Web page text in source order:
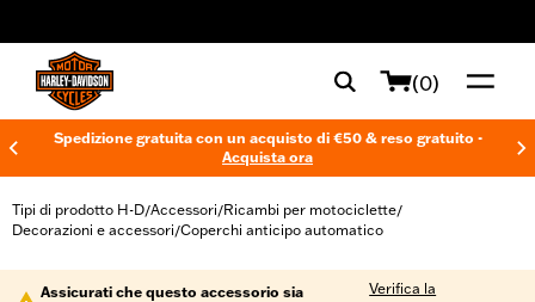
(0)
Spedizione gratuita con un acquisto di €50 & reso gratuito -
Acquista ora
Tipi di prodotto H-D/Accessori/Ricambi per motociclette/
Decorazioni e accessori/Coperchi anticipo automatico
Assicurati che questo accessorio sia
Verifica la